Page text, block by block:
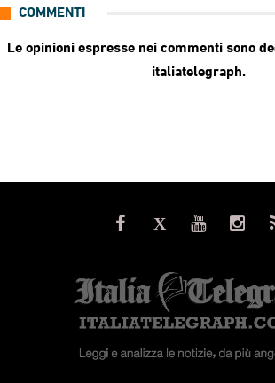
COMMENTI
Le opinioni espresse nei commenti sono
italiatelegraph.